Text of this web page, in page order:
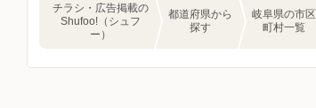
チラシ・広告掲載の
Shufoo!（シュフ
ー）
都道府県から
探す
岐阜県の市区
町村一覧